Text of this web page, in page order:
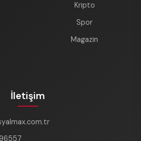
Kripto
Spor
Magazin
İletişim